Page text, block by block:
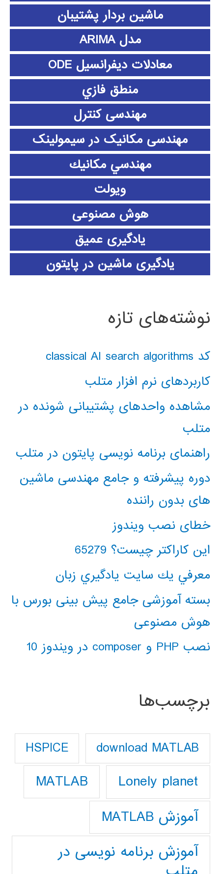
ماشین بردار پشتیبان
مدل ARIMA
معادلات دیفرانسیل ODE
منطق فازي
مهندسی کنترل
مهندسی مکانیک در سیمولینک
مهندسي مكانيك
ویولت
هوش مصنوعی
یادگیری عمیق
یادگیری ماشین در پایتون
نوشته‌های تازه
کد classical AI search algorithms
کاربردهای نرم افزار متلب
مشاهده واحدهای پشتیبانی شونده در
متلب
راهنمای برنامه نویسی پایتون در متلب
دوره پیشرفته و جامع مهندسی ماشین
های بدون راننده
خطای نصب ویندوز
این کاراکتر چیست؟ 65279
معرفي يك سايت يادگيري زبان
بسته آموزشی جامع پیش بینی بورس با
هوش مصنوعی
نصب PHP و composer در ویندوز 10
برچسب‌ها
download MATLAB
HSPICE
Lonely planet
MATLAB
آموزش MATLAB
آموزش برنامه نویسی در